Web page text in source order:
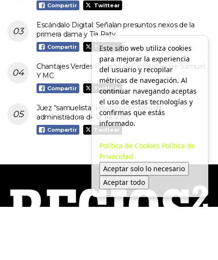
Compartir Twittear
Escándalo Digital: Señalan presuntos nexos de la
primera dama y Tía Paty
Compartir Twittear
Chantajes Verdes Pagan Las Campañas De Samuel
Y MC
Compartir Twittear
Juez “samuelista” resolverá amparo de
administradora de la Tía Paty
Compartir Twittear
Este sitio web utiliza cookies
para mejorar la experiencia
del usuario y recopilar
métricas de navegación. Al
continuar navegando aceptas
el uso de estas tecnologías y
confirmas que estás
informado.
Política de Cookies Política de
Privacidad
Aceptar solo lo necesario
Aceptar todo